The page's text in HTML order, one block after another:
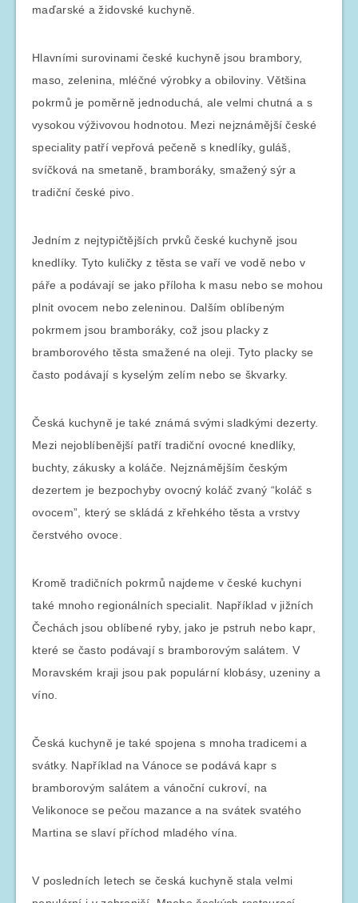
maďarské a židovské kuchyně.
Hlavními surovinami české kuchyně jsou brambory,
maso, zelenina, mléčné výrobky a obiloviny. Většina
pokrmů je poměrně jednoduchá, ale velmi chutná a s
vysokou výživovou hodnotou. Mezi nejznámější české
speciality patří vepřová pečeně s knedlíky, guláš,
svíčková na smetaně, bramboráky, smažený sýr a
tradiční české pivo.
Jedním z nejtypičtějších prvků české kuchyně jsou
knedlíky. Tyto kuličky z těsta se vaří ve vodě nebo v
páře a podávají se jako příloha k masu nebo se mohou
plnit ovocem nebo zeleninou. Dalším oblíbeným
pokrmem jsou bramboráky, což jsou placky z
bramborového těsta smažené na oleji. Tyto placky se
často podávají s kyselým zelím nebo se škvarky.
Česká kuchyně je také známá svými sladkými dezerty.
Mezi nejoblíbenější patří tradiční ovocné knedlíky,
buchty, zákusky a koláče. Nejznámějším českým
dezertem je bezpochyby ovocný koláč zvaný “koláč s
ovocem”, který se skládá z křehkého těsta a vrstvy
čerstvého ovoce.
Kromě tradičních pokrmů najdeme v české kuchyni
také mnoho regionálních specialit. Například v jižních
Čechách jsou oblíbené ryby, jako je pstruh nebo kapr,
které se často podávají s bramborovým salátem. V
Moravském kraji jsou pak populární klobásy, uzeniny a
víno.
Česká kuchyně je také spojena s mnoha tradicemi a
svátky. Například na Vánoce se podává kapr s
bramborovým salátem a vánoční cukroví, na
Velikonoce se pečou mazance a na svátek svatého
Martina se slaví příchod mladého vína.
V posledních letech se česká kuchyně stala velmi